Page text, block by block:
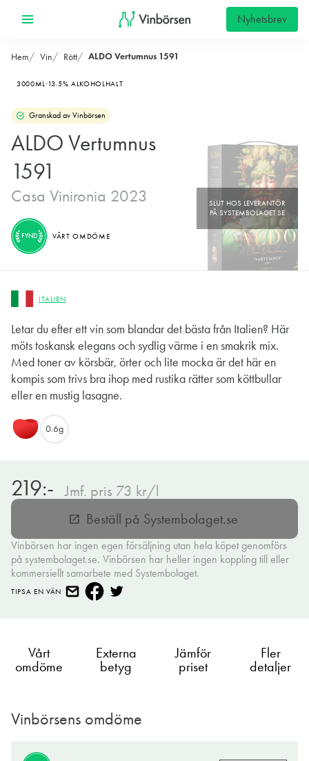
Nyhetsbrev
Hem Vin Rött ALDO Vertumnus 1591
3000ML 13.5% ALKOHOLHALT
Granskad av Vinbörsen
ALDO Vertumnus
1591
Casa Vinironia 2023
ITALIEN
Letar du efter ett vin som blandar det bästa från Italien? Här
möts toskansk elegans och sydlig värme i en smakrik mix.
Med toner av körsbär, örter och lite mocka är det här en
kompis som trivs bra ihop med rustika rätter som köttbullar
eller en mustig lasagne.
FYND VÅRT OMDÖME
0.6g
219:- Jmf. pris 73 kr/l
open_in_new Beställ på Systembolaget.se
Vinbörsen har ingen egen försäljning utan hela köpet genomförs
på systembolaget.se. Vinbörsen har heller ingen koppling till eller
kommersiellt samarbete med Systembolaget.
TIPSA EN VÄN
Vårt
omdöme
Externa
betyg
Jämför
priset
Fler
detaljer
Vinbörsens omdöme